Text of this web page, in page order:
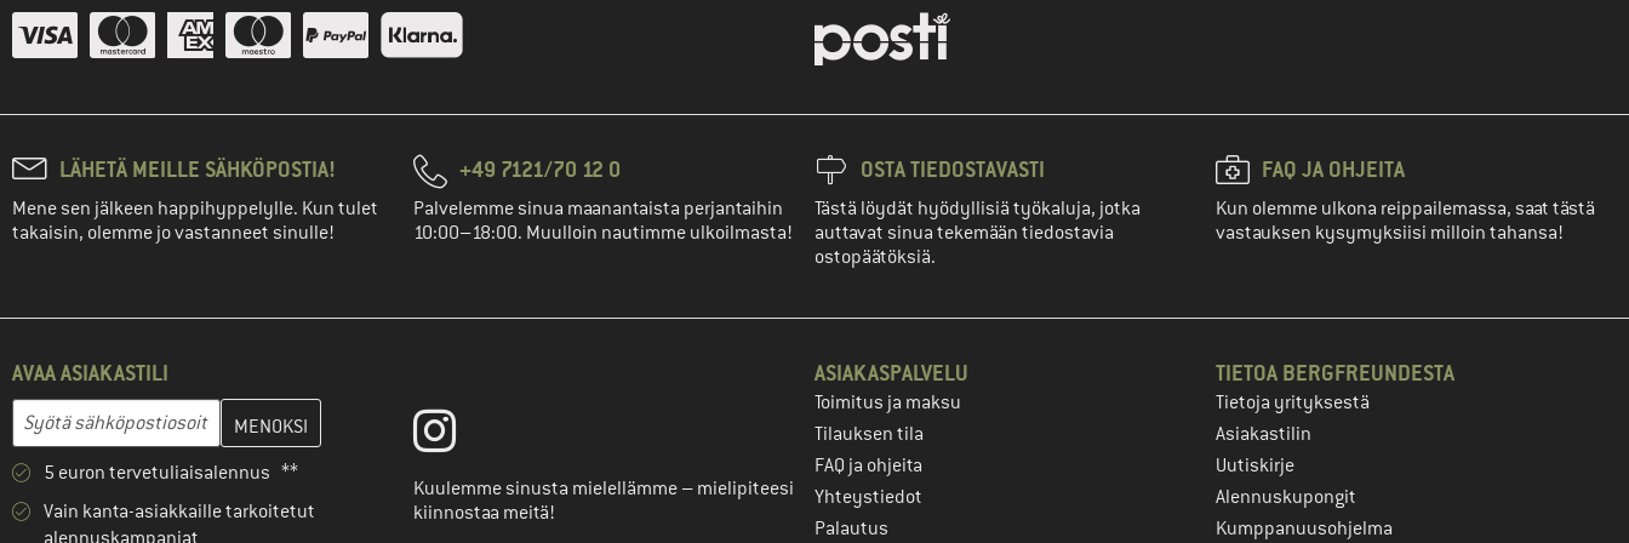
LÄHETÄ MEILLE SÄHKÖPOSTIA!
Mene sen jälkeen happihyppelylle. Kun tulet
takaisin, olemme jo vastanneet sinulle!
+49 7121/70 12 0
Palvelemme sinua maanantaista perjantaihin
10:00–18:00. Muulloin nautimme ulkoilmasta!
OSTA TIEDOSTAVASTI
Tästä löydät hyödyllisiä työkaluja, jotka
auttavat sinua tekemään tiedostavia
ostopäätöksiä.
FAQ JA OHJEITA
Kun olemme ulkona reippailemassa, saat tästä
vastauksen kysymyksiisi milloin tahansa!
AVAA ASIAKASTILI
Sähköpostiosoite
Anna sähköpostiosoitteesi ja luo seuraavassa vaiheessa asiakastili
5 euron tervetuliaisalennus **
Vain kanta-asiakkaille tarkoitetut
Kuulemme sinusta mielellämme – mielipiteesi
kiinnostaa meitä!
ASIAKASPALVELU
Toimitus ja maksu
Tilauksen tila
FAQ ja ohjeita
Yhteystiedot
Palautus
TIETOA BERGFREUNDESTA
Tietoja yrityksestä
Asiakastilin
Uutiskirje
Alennuskupongit
Kumppanuusohjelma